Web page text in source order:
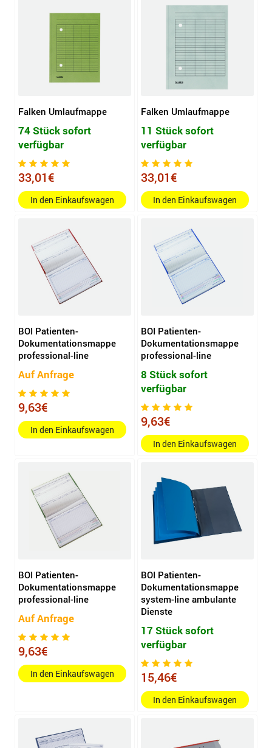
Falken Umlaufmappe
74 Stück sofort
verfügbar
33,01€
In den Einkaufswagen
Falken Umlaufmappe
11 Stück sofort
verfügbar
33,01€
In den Einkaufswagen
BOI Patienten-
Dokumentationsmappe
professional-line
Auf Anfrage
9,63€
In den Einkaufswagen
BOI Patienten-
Dokumentationsmappe
professional-line
8 Stück sofort
verfügbar
9,63€
In den Einkaufswagen
BOI Patienten-
Dokumentationsmappe
professional-line
Auf Anfrage
9,63€
In den Einkaufswagen
BOI Patienten-
Dokumentationsmappe
system-line ambulante
Dienste
17 Stück sofort
verfügbar
15,46€
In den Einkaufswagen